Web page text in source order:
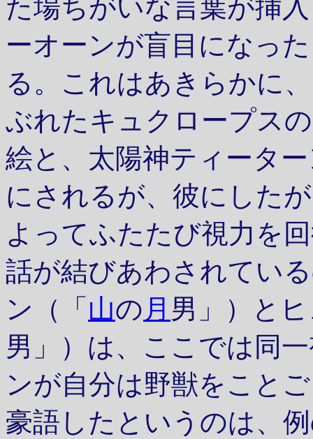
た場ちがいな言葉が挿
ーオーンが盲目になっ
る。これはあきらかに
ぶれたキュクロープス
絵と、太陽神ティータ
にされるが、彼にした
よってふたたび視力を
話が結びあわされてい
ン（「 山の 月 男」）と
男」）は、ここでは同
ンが自分は野獣をこと
豪語したというのは、